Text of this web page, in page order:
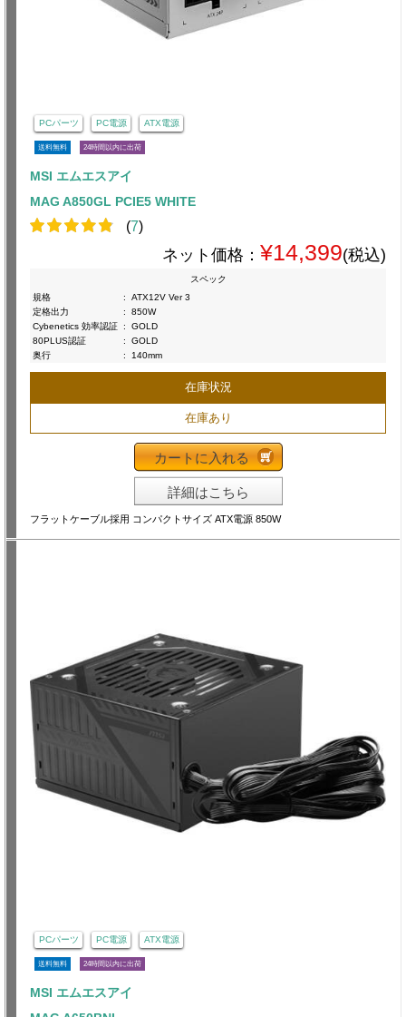
PCパーツ PC電源 ATX電源
送料無料 24時間以内に出荷
MSI エムエスアイ
MAG A850GL PCIE5 WHITE
(7)
ネット価格： ¥14,399(税込)
スペック
規格
:
ATX12V Ver 3
定格出力
:
850W
Cybenetics 効率認証 :
GOLD
80PLUS認証
:
GOLD
奥行
: 140mm
在庫状況
在庫あり
カートに入れる
詳細はこちら
フラットケーブル採用 コンパクトサイズ ATX電源 850W
PCパーツ PC電源 ATX電源
送料無料 24時間以内に出荷
MSI エムエスアイ